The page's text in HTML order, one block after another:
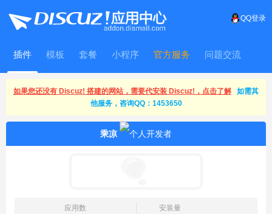
QQ登录
插件 模板 套餐 小程序 官方服务 问题交流
WitFrame
如果您还没有 Discuz! 搭建的网站，需要代安装 Discuz!，点击了解
如需其
他服务，咨询QQ：1453650
乘凉
应用数
安装量